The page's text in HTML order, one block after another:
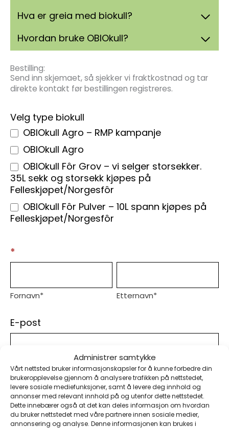
Administrer samtykke
Vårt nettsted bruker informasjonskapsler for å kunne forbedre din
brukeropplevelse gjennom å analysere trafikken på nettstedet,
levere sosiale mediefunksjoner, samt å levere deg innhold og
annonser med relevant innhold på og utenfor dette nettstedet.
Dette innebærer også at det kan deles informasjon om hvordan
du bruker nettstedet med våre partnere innen sosiale medier,
annonsering og analyse. Denne informasjonen kan brukes i
Hva er greia med biokull?
Hvordan bruke OBIOkull?
Bestilling:
Send inn skjemaet, så sjekker vi fraktkostnad og tar
direkte kontakt før bestillingen registreres.
Bestilling
OBIOkull
Velg type biokull
OBIOkull Agro – RMP kampanje
OBIOkull Agro
OBIOkull Fôr Grov – vi selger storsekker.
35L sekk og storsekk kjøpes på
Felleskjøpet/Norgesfôr
OBIOkull Fôr Pulver – 10L spann kjøpes på
Felleskjøpet/Norgesfôr
*
Fornavn* Etternavn*
E-post
Telefon*